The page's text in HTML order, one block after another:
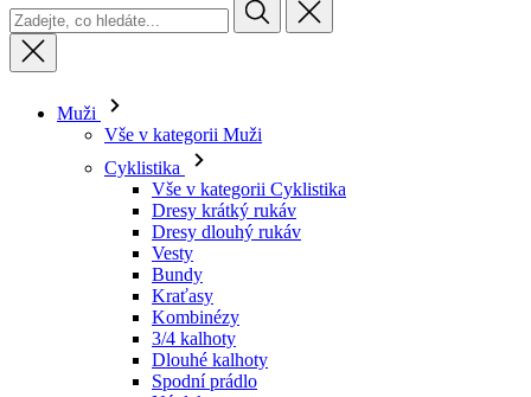
Muži
Vše v kategorii Muži
Dresy dlouhý rukáv
Vesty
Bundy
Kraťasy
Kombinézy
3/4 kalhoty
Dlouhé kalhoty
Spodní prádlo
Návleky
Čepice
Rukavice
Ponožky
Doplňky